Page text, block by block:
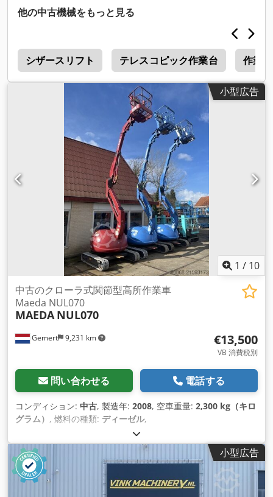
他の中古機械をもっと見る
シザースリフト テレスコピック作業台 作業台
小型広告
1 / 10
Gemert 9,231 km
中古のクローラ式関節型高所作業車
Maeda NUL070
MAEDA NUL070
€13,500
VB 消費税別
問い合わせる 電話する
コンディション: 中古, 製造年: 2008, 空車重量: 2,300 kg（キロ
グラム） , 燃料の種類: ディーゼル,
小型広告